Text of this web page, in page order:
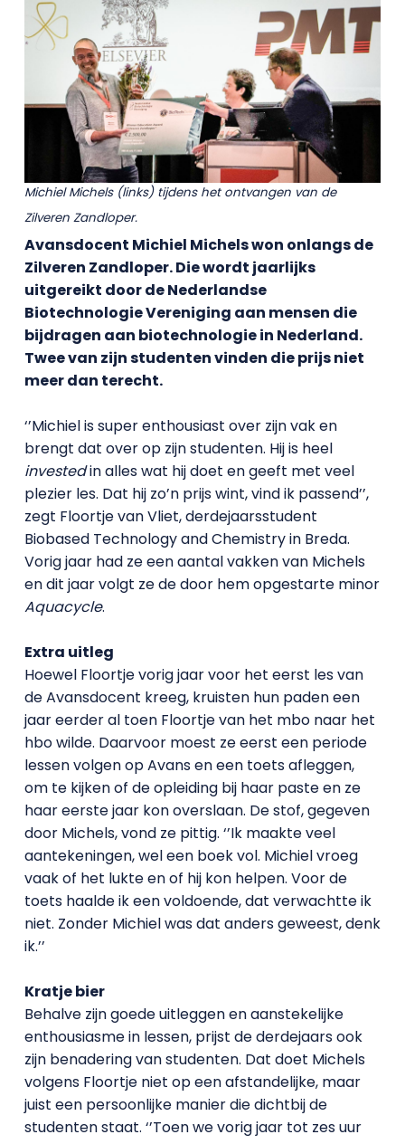
Michiel Michels (links) tijdens het ontvangen van de
Zilveren Zandloper.
Avansdocent Michiel Michels won onlangs de
Zilveren Zandloper. Die wordt jaarlijks
uitgereikt door de Nederlandse
Biotechnologie Vereniging aan mensen die
bijdragen aan biotechnologie in Nederland.
Twee van zijn studenten vinden die prijs niet
meer dan terecht.
‘’Michiel is super enthousiast over zijn vak en
brengt dat over op zijn studenten. Hij is heel
investedin alles wat hij doet en geeft met veel
plezier les. Dat hij zo’n prijs wint, vind ik passend’’,
zegt Floortje van Vliet, derdejaarsstudent
Biobased Technology and Chemistry in Breda.
Vorig jaar had ze een aantal vakken van Michels
en dit jaar volgt ze de door hem opgestarte minor
Aquacycle.
Extra uitleg
Hoewel Floortje vorig jaar voor het eerst les van
de Avansdocent kreeg, kruisten hun paden een
jaar eerder al toen Floortje van het mbo naar het
hbo wilde. Daarvoor moest ze eerst een periode
lessen volgen op Avans en een toets afleggen,
om te kijken of de opleiding bij haar paste en ze
haar eerste jaar kon overslaan. De stof, gegeven
door Michels, vond ze pittig. ‘’Ik maakte veel
aantekeningen, wel een boek vol. Michiel vroeg
vaak of het lukte en of hij kon helpen. Voor de
toets haalde ik een voldoende, dat verwachtte ik
niet. Zonder Michiel was dat anders geweest, denk
ik.’’
Kratje bier
Behalve zijn goede uitleggen en aanstekelijke
enthousiasme in lessen, prijst de derdejaars ook
zijn benadering van studenten. Dat doet Michels
volgens Floortje niet op een afstandelijke, maar
juist een persoonlijke manier die dichtbij de
studenten staat. ‘’Toen we vorig jaar tot zes uur